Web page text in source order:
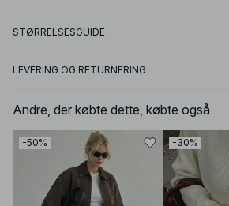
STØRRELSESGUIDE
LEVERING OG RETURNERING
Andre, der købte dette, købte også
-50% -30%